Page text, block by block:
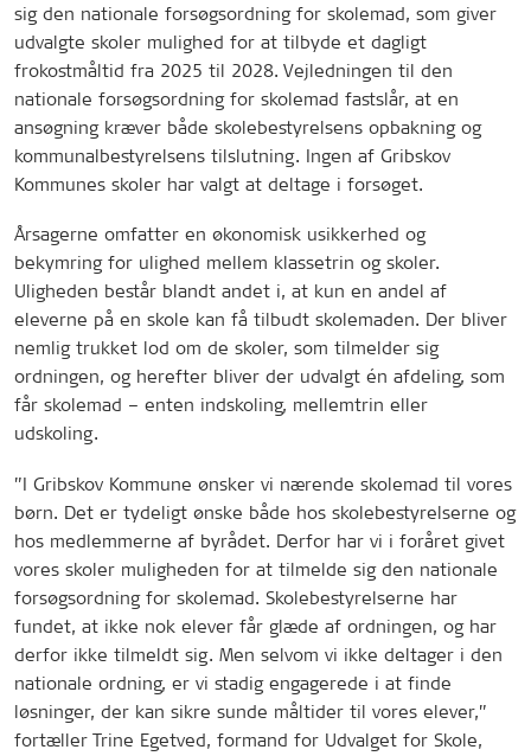
sig den nationale forsøgsordning for skolemad, som giver
udvalgte skoler mulighed for at tilbyde et dagligt
frokostmåltid fra 2025 til 2028. Vejledningen til den
nationale forsøgsordning for skolemad fastslår, at en
ansøgning kræver både skolebestyrelsens opbakning og
kommunalbestyrelsens tilslutning. Ingen af Gribskov
Kommunes skoler har valgt at deltage i forsøget.
Årsagerne omfatter en økonomisk usikkerhed og
bekymring for ulighed mellem klassetrin og skoler.
Uligheden består blandt andet i, at kun en andel af
eleverne på en skole kan få tilbudt skolemaden. Der bliver
nemlig trukket lod om de skoler, som tilmelder sig
ordningen, og herefter bliver der udvalgt én afdeling, som
får skolemad – enten indskoling, mellemtrin eller
udskoling.
”I Gribskov Kommune ønsker vi nærende skolemad til vores
børn. Det er tydeligt ønske både hos skolebestyrelserne og
hos medlemmerne af byrådet. Derfor har vi i foråret givet
vores skoler muligheden for at tilmelde sig den nationale
forsøgsordning for skolemad. Skolebestyrelserne har
fundet, at ikke nok elever får glæde af ordningen, og har
derfor ikke tilmeldt sig. Men selvom vi ikke deltager i den
nationale ordning, er vi stadig engagerede i at finde
løsninger, der kan sikre sunde måltider til vores elever,”
fortæller Trine Egetved, formand for Udvalget for Skole,